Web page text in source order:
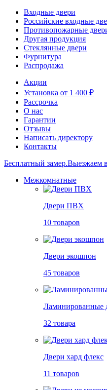
Входные двери
Российские входные
Противопожарные
Другая продукция
Стеклянные двери
Фурнитура
Распродажа
Акции
Установка от 1 400 ₽
Рассрочка
О нас
Гарантии
Отзывы
Написать директору
Контакты
Бесплатный замер.Выезжаем
Межкомнатные
Двери ПВХ
10 товаров
Двери экошпон
45 товаров
Ламинированные
32 товара
Двери хард флекс
11 товаров